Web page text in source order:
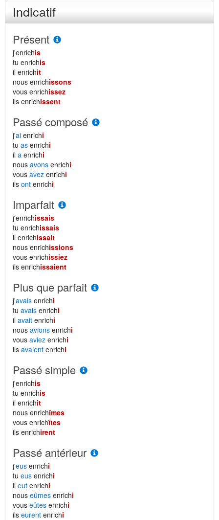
Indicatif
Présent
j'enrichis
tu enrichis
il enrichit
nous enrichissons
vous enrichissez
ils enrichissent
Passé composé
j'ai enrichi
tu as enrichi
il a enrichi
nous avons enrichi
vous avez enrichi
ils ont enrichi
Imparfait
j'enrichissais
tu enrichissais
il enrichissait
nous enrichissions
vous enrichissiez
ils enrichissaient
Plus que parfait
j'avais enrichi
tu avais enrichi
il avait enrichi
nous avions enrichi
vous aviez enrichi
ils avaient enrichi
Passé simple
j'enrichis
tu enrichis
il enrichit
nous enrichîmes
vous enrichîtes
ils enrichirent
Passé antérieur
j'eus enrichi
tu eus enrichi
il eut enrichi
nous eûmes enrichi
vous eûtes enrichi
ils eurent enrichi